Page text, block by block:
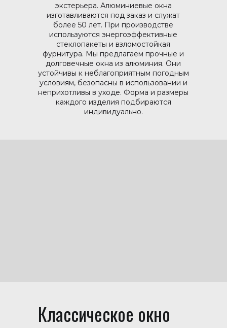
экстерьера. Алюминиевые окна
изготавливаются под заказ и служат
более 50 лет. При производстве
используются энергоэффективные
стеклопакеты и взломостойкая
фурнитура. Мы предлагаем прочные и
долговечные окна из алюминия. Они
устойчивы к неблагоприятным погодным
условиям, безопасны в использовании и
неприхотливы в уходе. Форма и размеры
каждого изделия подбираются
индивидуально.
Классическое окно